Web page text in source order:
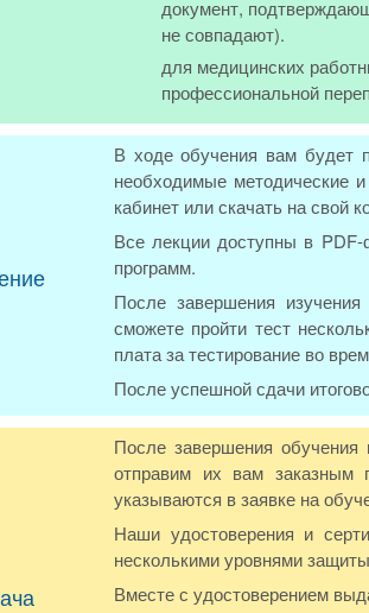
документ,
не совпадают).
для медицинских
профессиональной
В ходе обучения вам будет
необходимые методические
кабинет или скачать на свой
Все лекции доступны в PDF-
программ.
После завершения
сможете пройти тест
плата за тестирование во
После успешной сдачи
После завершения
отправим их вам заказным
указываются в заявке на
Наши удостоверения и
несколькими уровнями
Вместе с удостоверением